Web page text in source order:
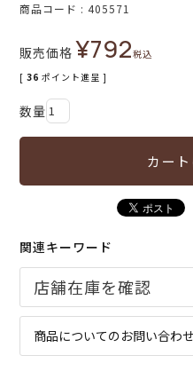
商品コード 405571
販売価格 ¥792税込
[ 36 ポイント進呈 ]
カー
関連キーワード
商品についてのお問い合わせ